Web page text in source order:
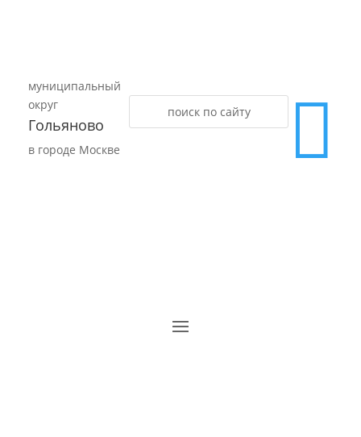
муниципальный
округ
Гольяново
в городе Москве 